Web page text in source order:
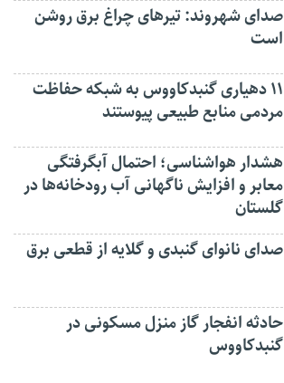
صدای شهروند: تیرهای چراغ برق روشن
است
۱۱ دهیاری گنبدکاووس به شبکه حفاظت
مردمی منابع طبیعی پیوستند
هشدار هواشناسی؛ احتمال آبگرفتگی
معابر و افزایش ناگهانی آب رودخانه‌ها در
گلستان
صدای نانوای گنبدی و گلایه از قطعی برق
حادثه انفجار گاز منزل مسکونی در
گنبدکاووس